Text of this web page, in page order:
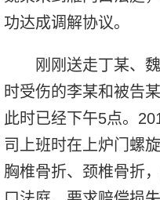
功达成调解协议。
刚刚送走丁某、魏
时受伤的李某和被告
此时已经下午5点。
司上班时在上炉门螺
胸椎骨折、颈椎骨折